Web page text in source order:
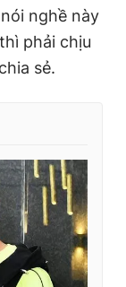
nghề này
phải chịu
sẻ.